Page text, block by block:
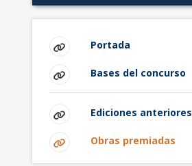
Portada
Bases del concurso
Ediciones anteriores
Obras premiadas